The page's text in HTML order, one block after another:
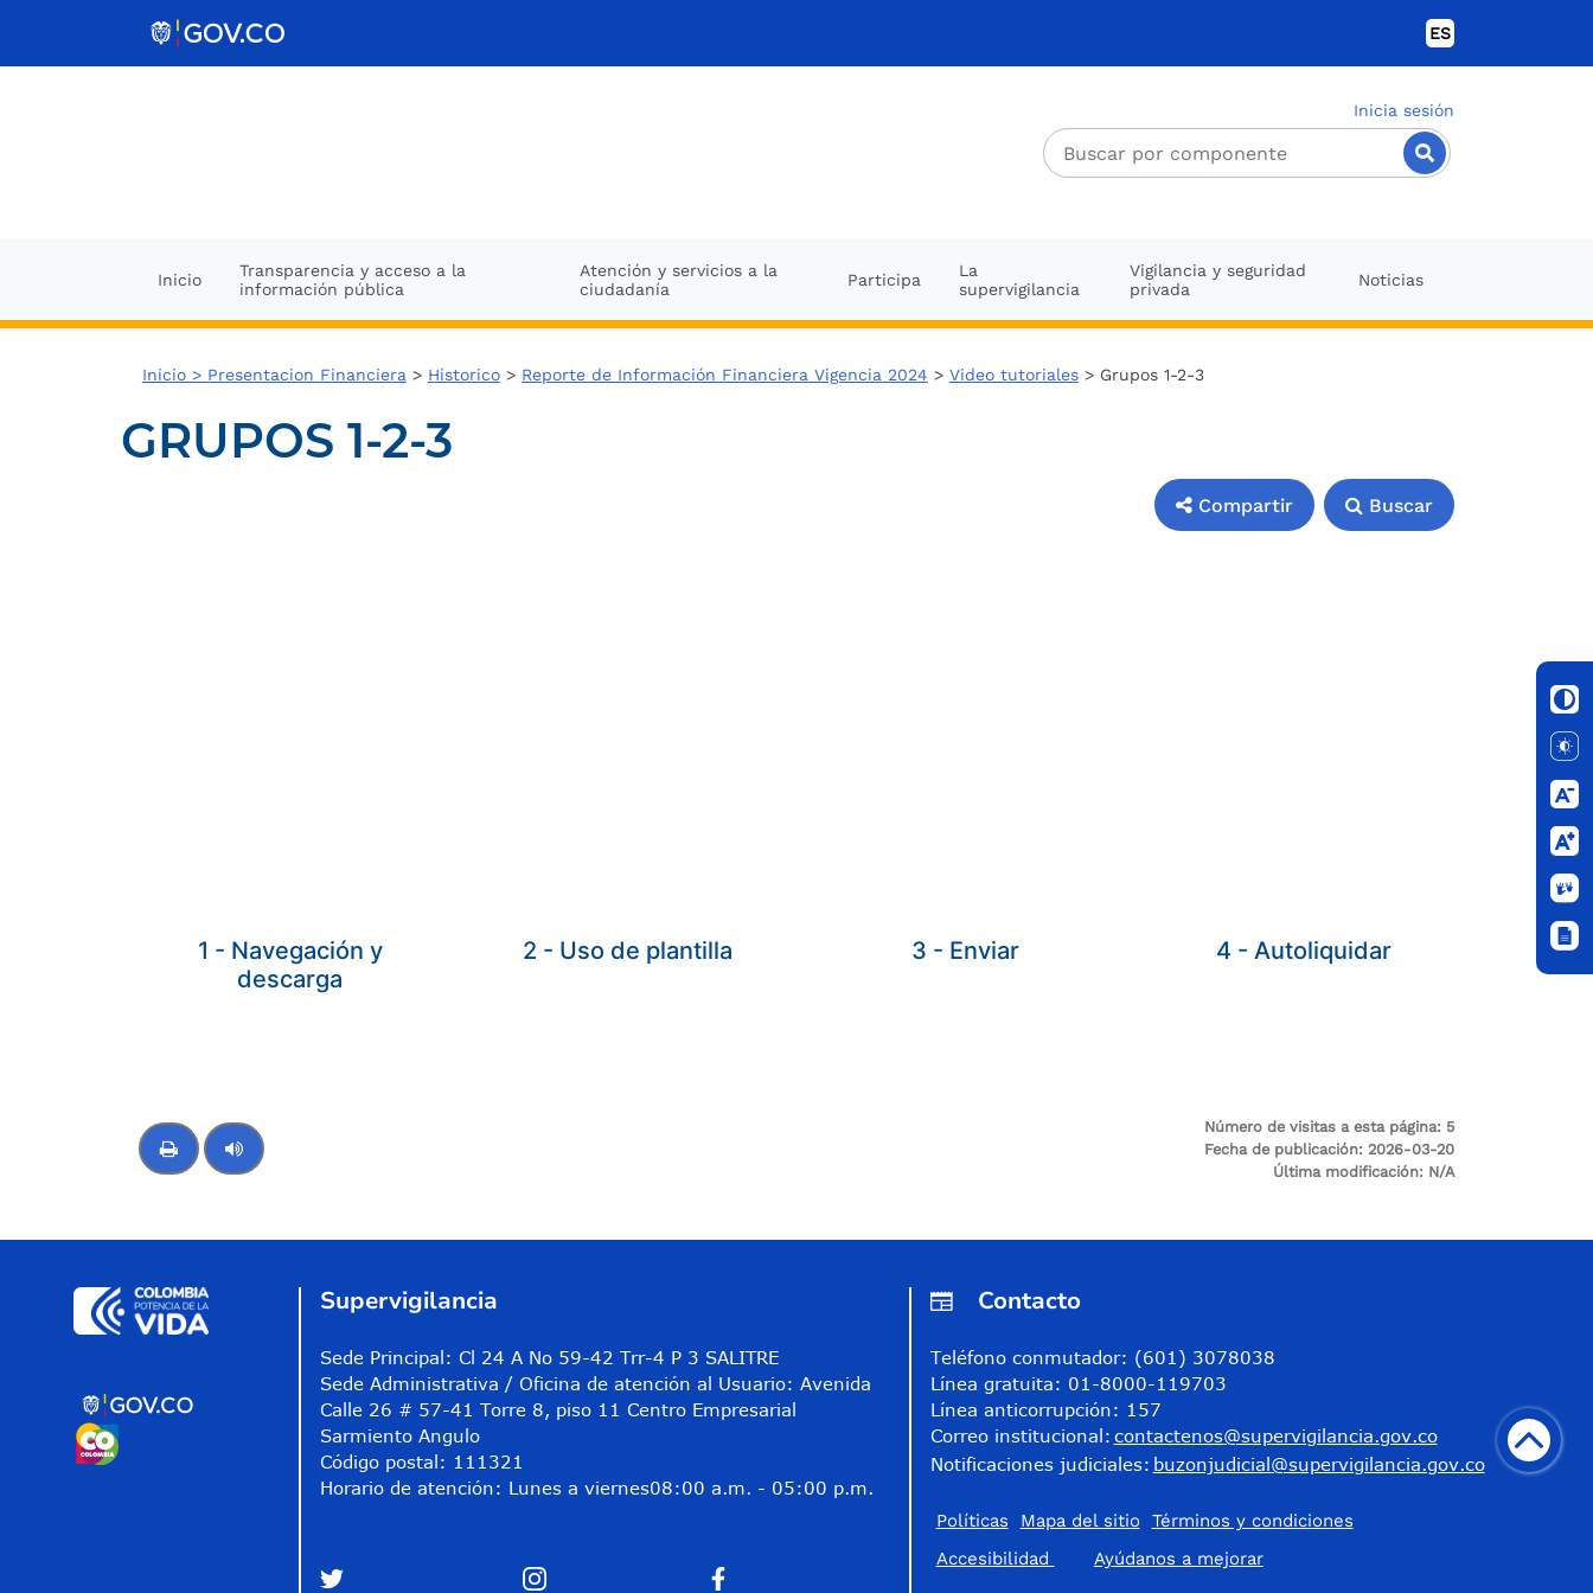
ES
Inicia sesión
Inicio
Transparencia y acceso a la
información pública
Atención y servicios a la
ciudadanía
Participa
La
supervigilancia
Vigilancia y seguridad
privada
Noticias
Inicio > Presentacion Financiera > Historico> Reporte de Información Financiera Vigencia 2024 > Video tutoriales> Grupos 1-2-3
GRUPOS 1-2-3
Compartir Buscar
1 - Navegación y
descarga
2 - Uso de plantilla 3 - Enviar 4 - Autoliquidar
Número de visitas a esta página: 5
Fecha de publicación: 2026-03-20
Última modificación: N/A
Supervigilancia
Sede Principal: Cl 24 A No 59-42 Trr-4 P 3 SALITRE
Sede Administrativa / Oficina de atención al Usuario: Avenida
Calle 26 # 57-41 Torre 8, piso 11 Centro Empresarial
Sarmiento Angulo
Código postal: 111321
Horario de atención: Lunes a viernes08:00 a.m. - 05:00 p.m.
Contacto
Teléfono conmutador: (601) 3078038
Línea gratuita: 01-8000-119703
Línea anticorrupción: 157
Correo institucional: contactenos@supervigilancia.gov.co
Notificaciones judiciales: buzonjudicial@supervigilancia.gov.co
Políticas Mapa del sitio
Términos y condiciones
Accesibilidad
​Ayúdanos a mejorar